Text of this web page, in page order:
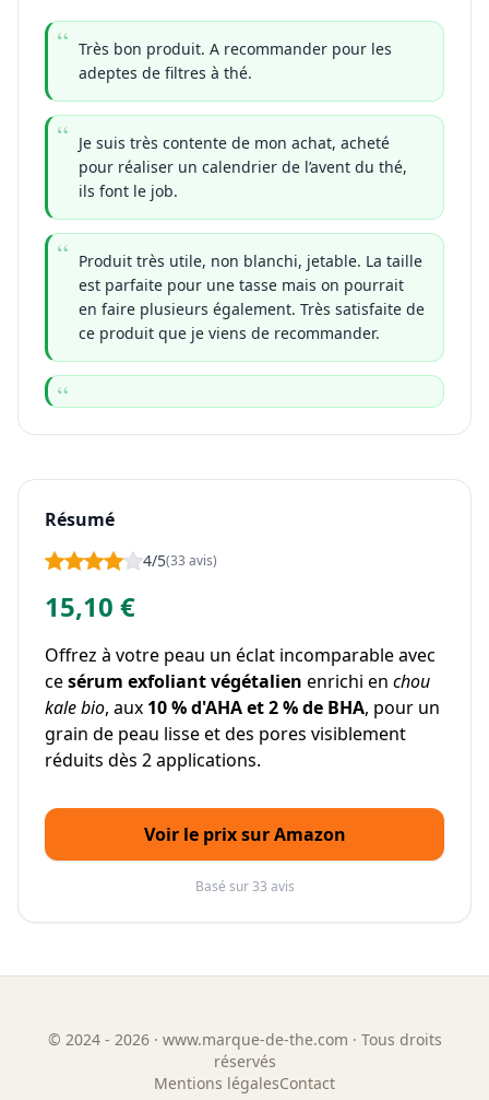
Très bon produit. A recommander pour les
adeptes de filtres à thé.
Je suis très contente de mon achat, acheté
pour réaliser un calendrier de l’avent du thé,
ils font le job.
Produit très utile, non blanchi, jetable. La taille
est parfaite pour une tasse mais on pourrait
en faire plusieurs également. Très satisfaite de
ce produit que je viens de recommander.
Résumé
4/5(33 avis)
15,10 €
Offrez à votre peau un éclat incomparable avec
cesérum exfoliant végétalien enrichi en chou
kale bio, aux 10 % d'AHA et 2 % de BHA, pour un
grain de peau lisse et des pores visiblement
réduits dès 2 applications.
Voir le prix sur Amazon
Basé sur 33 avis
© 2024 - 2026· www.marque-de-the.com · Tous droits
réservés
Mentions légalesContact